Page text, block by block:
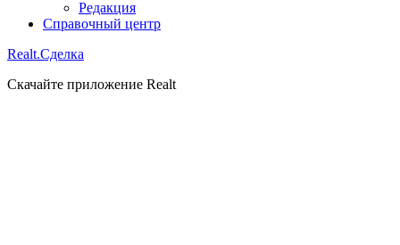
Редакция
Справочный центр
Realt.Сделка
Скачайте приложение Realt